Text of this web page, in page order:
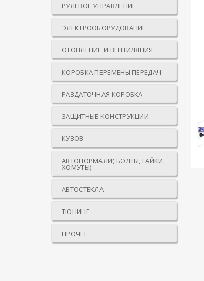
РУЛЕВОЕ УПРАВЛЕНИЕ
ЭЛЕКТРООБОРУДОВАНИЕ
ОТОПЛЕНИЕ И ВЕНТИЛЯЦИЯ
КОРОБКА ПЕРЕМЕНЫ ПЕРЕДАЧ
РАЗДАТОЧНАЯ КОРОБКА
ЗАЩИТНЫЕ КОНСТРУКЦИИ
КУЗОВ
АВТОНОРМАЛИ( БОЛТЫ, ГАЙКИ,
ХОМУТЫ)
АВТОСТЕКЛА
ТЮНИНГ
ПРОЧЕЕ